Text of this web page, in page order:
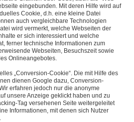
eingebunden. Mit deren Hilfe wird auf
Cookie, d.h. eine kleine Datei
auch vergleichbare Technologien
wird vermerkt, welche Webseiten der
er sich interessiert und welche
ferner technische Informationen zum
Webseiten, Besuchszeit sowie
Onlineangebotes.
„Conversion-Cookie“. Die mit Hilfe des
dienen Google dazu, Conversion-
erfahren jedoch nur die anonyme
unsere Anzeige geklickt haben und zu
Tag versehenen Seite weitergeleitet
Informationen, mit denen sich Nutzer